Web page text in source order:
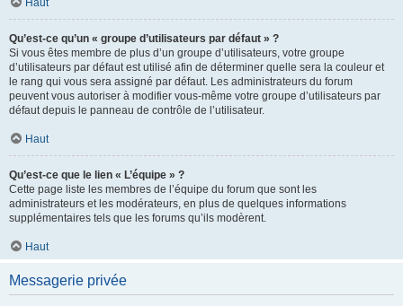
Haut
Qu’est-ce qu’un « groupe d’utilisateurs par défaut » ?
Si vous êtes membre de plus d’un groupe d’utilisateurs, votre groupe
d’utilisateurs par défaut est utilisé afin de déterminer quelle sera la couleur et
le rang qui vous sera assigné par défaut. Les administrateurs du forum
peuvent vous autoriser à modifier vous-même votre groupe d’utilisateurs par
défaut depuis le panneau de contrôle de l’utilisateur.
Haut
Qu’est-ce que le lien « L’équipe » ?
Cette page liste les membres de l’équipe du forum que sont les
administrateurs et les modérateurs, en plus de quelques informations
supplémentaires tels que les forums qu’ils modèrent.
Haut
Messagerie privée